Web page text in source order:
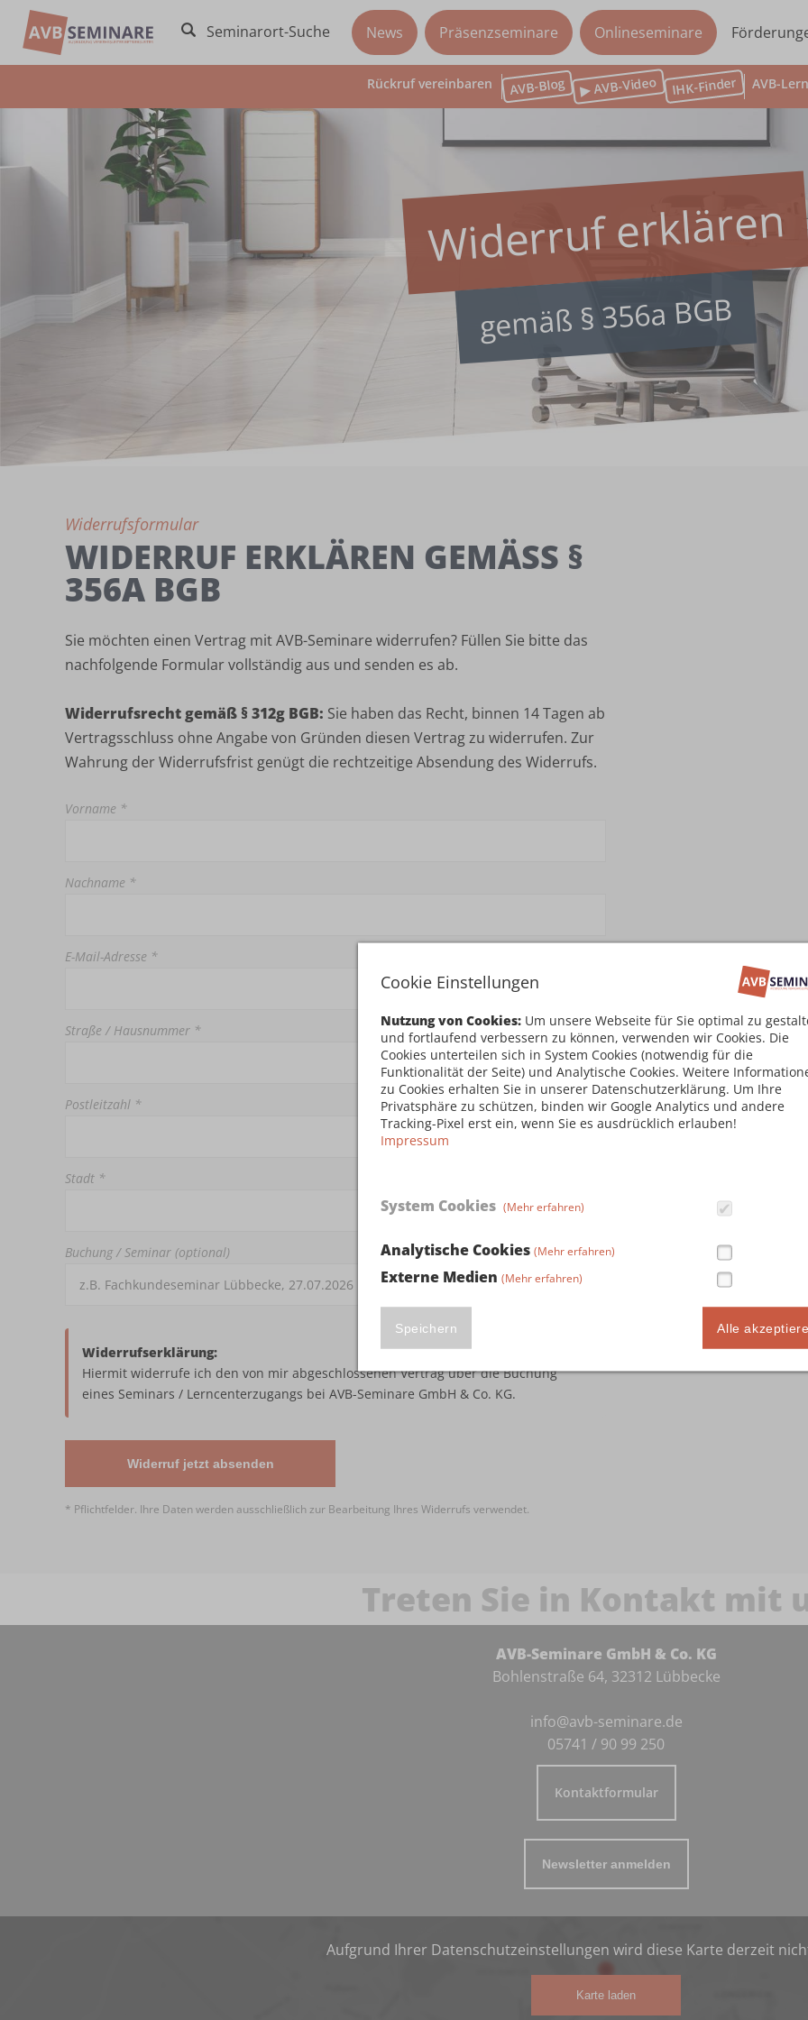
Cookie Einstellungen
Nutzung von Cookies: Um unsere Webseite für Sie optimal zu
und fortlaufend verbessern zu können, verwenden wir Cookies. Die
Cookies unterteilen sich in System Cookies (notwendig für die
Funktionalität der Seite) und Analytische Cookies. Weitere
zu Cookies erhalten Sie in unserer Datenschutzerklärung. Um Ihre
Privatsphäre zu schützen, binden wir Google Analytics und andere
Tracking-Pixel erst ein, wenn Sie es ausdrücklich erlauben!
Impressum
System Cookies (Mehr erfahren)
Analytische Cookies (Mehr erfahren)
Externe Medien (Mehr erfahren)
Speichern Alle
Seminarort-Suche News Präsenzseminare Onlineseminare
Rückruf vereinbaren AVB-Blog ▶ AVB-Video IHK-Finder AVB-
Widerruf erklären
gemäß § 356a BGB
Widerrufsformular
WIDERRUF ERKLÄREN GEMÄSS § 3
56A BGB
Sie möchten einen Vertrag mit AVB-Seminare widerrufen? Füllen Sie bitte das
nachfolgende Formular vollständig aus und senden es ab.
Widerrufsrecht gemäß § 312g BGB: Sie haben das Recht, binnen 14 Tagen ab
Vertragsschluss ohne Angabe von Gründen diesen Vertrag zu widerrufen. Zur
Wahrung der Widerrufsfrist genügt die rechtzeitige Absendung des Widerrufs.
Vorname *
Nachname *
E-Mail-Adresse *
Straße / Hausnummer *
Postleitzahl *
Stadt *
Buchung / Seminar (optional)
Widerrufserklärung:
Hiermit widerrufe ich den von mir abgeschlossenen Vertrag über die Buchung
eines Seminars / Lerncenterzugangs bei AVB-Seminare GmbH & Co. KG.
Widerruf jetzt absenden
* Pflichtfelder. Ihre Daten werden ausschließlich zur Bearbeitung Ihres Widerrufs verwendet.
Treten Sie in Kontakt mit
AVB-Seminare GmbH & Co. KG
Bohlenstraße 64, 32312 Lübbecke
info@avb-seminare.de
05741 / 90 99 250
Kontaktformular
Newsletter anmelden
Aufgrund Ihrer Datenschutzeinstellungen wird diese Karte derzeit
Karte laden